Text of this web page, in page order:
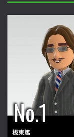
板東篤